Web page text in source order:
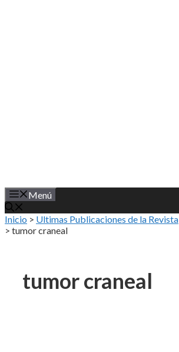
Menú
Inicio > Ultimas Publicaciones de la Revista
> tumor craneal
tumor craneal